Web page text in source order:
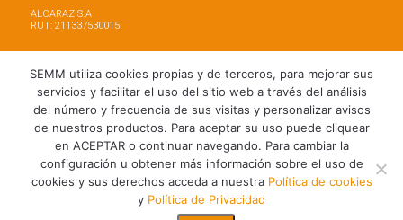
ALCARAZ S.A
RUT: 211337530015
Trabaja con nosotros
Política de privacidad
Términos y Condiciones de Uso
Política de Cookies
SEMM utiliza cookies propias y de terceros, para mejorar sus
servicios y facilitar el uso del sitio web a través del análisis
del número y frecuencia de sus visitas y personalizar avisos
de nuestros productos. Para aceptar su uso puede cliquear
en ACEPTAR o continuar navegando. Para cambiar la
configuración u obtener más información sobre el uso de
cookies y sus derechos acceda a nuestra Política de cookies
y Política de Privacidad